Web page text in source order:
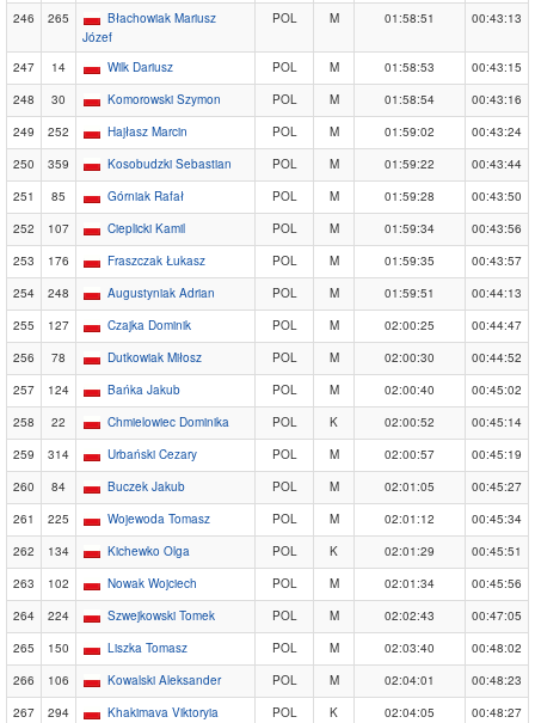
246
265
Błachowiak Mariusz
Józef
POL M 01:58:51 00:43:13
247 14 Wilk Dariusz POL M 01:58:53
00:43:15
248
30 Komorowski Szymon POL M 01:58:54
00:43:16
249
252 Hajłasz Marcin POL M 01:59:02
00:43:24
250
359 Kosobudzki Sebastian POL M 01:59:22
00:43:44
251
85 Górniak Rafał POL M 01:59:28
00:43:50
252
107 Cieplicki Kamil POL M 01:59:34
00:43:56
253
176 Fraszczak Łukasz POL M 01:59:35
00:43:57
254
248 Augustyniak Adrian POL M 01:59:51
00:44:13
255
127 Czajka Dominik POL M 02:00:25
00:44:47
256
78 Dutkowiak Miłosz POL M 02:00:30
00:44:52
257
124 Bańka Jakub POL M 02:00:40
00:45:02
258
22 Chmielowiec Dominika POL K 02:00:52
00:45:14
259
314 Urbański Cezary POL M 02:00:57
00:45:19
260
84 Buczek Jakub POL M 02:01:05
00:45:27
261
225 Wojewoda Tomasz POL M 02:01:12
00:45:34
262
134 Kichewko Olga POL K 02:01:29
00:45:51
263
102 Nowak Wojciech POL M 02:01:34
00:45:56
264
224 Szwejkowski Tomek POL M 02:02:43
00:47:05
265
150 Liszka Tomasz POL M 02:03:40
00:48:02
266
106 Kowalski Aleksander POL M 02:04:01
00:48:23
267
294 Khakimava Viktoryia POL K 02:04:05
00:48:27